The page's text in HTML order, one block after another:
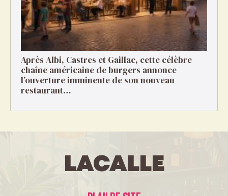
Après Albi, Castres et Gaillac, cette célèbre
chaîne américaine de burgers annonce
l’ouverture imminente de son nouveau
restaurant…
LaCalle